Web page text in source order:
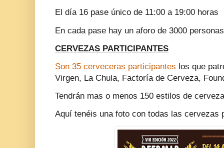
El día 16 pase único de 11:00 a 19:00 horas
En cada pase hay un aforo de 3000 personas
CERVEZAS PARTICIPANTES
Son 35 cerveceras participantes los que
Virgen, La Chula, Factoría de Cerveza,
Tendrán mas o menos 150 estilos de
Aquí tenéis una foto con todas las cervezas